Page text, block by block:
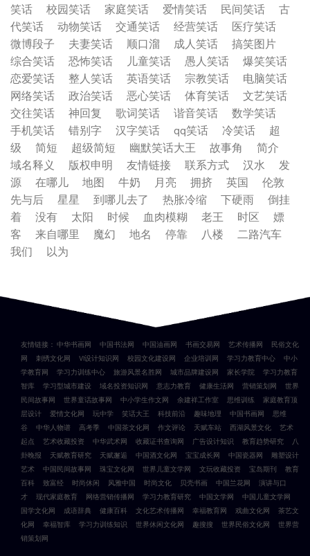
笑话 校园笑话 家庭笑话 爱情笑话 民间笑话
古
代笑话
动物笑话 交通笑话 经营笑话
医疗笑话
微博段子
夫妻笑话 顺口溜 成人笑话
搞笑图片
综合笑话
恐怖笑话 儿童笑话 愚人笑话
爆笑笑话
恋爱笑话
整人笑话 英语笑话 宗教笑话
电脑笑话
网络笑话
政治笑话 恶心笑话 体育笑话
文艺笑话
交往笑话
神回复 歌词笑话 谐音笑话
数学笑话
手机笑话
错别字 汉字笑话 qq笑话 冷笑话
超
级
简短 超级简短 幽默笑话大王 故事角
简介
域名释义
版权申明 友情链接 联系方式 汉水
发
源
在哪儿 地图 牛奶 月亮 拥挤 英国
伦敦
先与后
星星 到哪儿去了 热胀冷缩 下硬雨
倒挂
着
没有 太阳 时候 血肉模糊 老王 时区
嫖
客
来自哪里 魔幻 地名 停靠 八楼
二路汽车
我们
以为
友情链接： 中华书画网 中国书法网 中国油画网 书画交易网 艺术传播网
民俗文化
网
刺绣文化网 VI设计知识网 校园文化建设网 企业培训网 学习力教育中心
中小
学教育网
学习力训练中心 旅游风景名胜网 城市品牌建设网 家长学院
学习力教育
智库
学习型城市建设 域名投资知识网 意志力教育 健康生活网 营销策划网
世界
民间故事网
世界童话故事网 中小学生作文网 余建祥工作室 思维训练
家庭教育顶
层设计
爱情文化网 玩中学 笑话大王 科技前沿 趣味地理 中国书画网
思维
谷
中华人物谱 高考季 中国茶文化网 作文评论 天赋车站 西湖风景文化
艺术
起点
艺术收藏投资 中华武术网 收藏证书查询网 广告设计知识 教育趋势研究
八
卦晚报
天赋教育研究 天赋邂逅 中国酒文化网 宝宝成长网 中国瓷器网
雕塑设计
艺术
中国民间故事网 珠宝文化网 世界儿童文学网 文玩收藏投资 宝岛期刊
教育
百科
致富经 时尚休闲 风雅中国 时尚文化 贝壳书画 中国兰花网
演讲与口
才
现代家庭教育 网络营销传播网 学习力教育研究 中国文学网
中国儿童文学网
国学文化网
成语辞典 健康百科 文化艺术传播网 幸福教育网 戏曲文化网
茶艺文
化网
幸福智库 学习力训练知识 世界休闲文化网 趣搜搜 世界民俗文化网
世界营
销策划网